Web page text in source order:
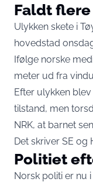
Faldt
Ulykken skete i
hovedstad
Ifølge norske
meter ud fra
Efter ulykken
tilstand, men
NRK, at barnet
Det skriver SE og
Politiet
Norsk politi er nu